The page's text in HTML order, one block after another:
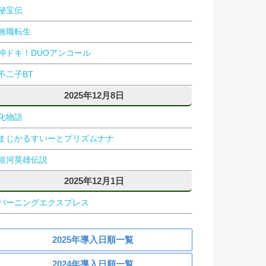
宝伝
職転生
ドキ！DUOアンコール
二子BT
2025年12月8日
物語
じかるすいーとプリズムナナ
河英雄伝説
2025年12月1日
ーニングエクスプレス
2025年導入日順一覧
2024年導入日順一覧